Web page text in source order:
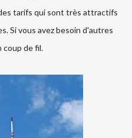
tarifs qui sont très attractifs
Si vous avez besoin d'autres
coup de fil.